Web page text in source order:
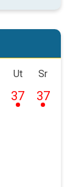
Ut
37
Sr
37